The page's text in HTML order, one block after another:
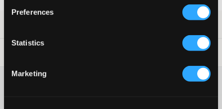
Preferences
Statistics
Marketing